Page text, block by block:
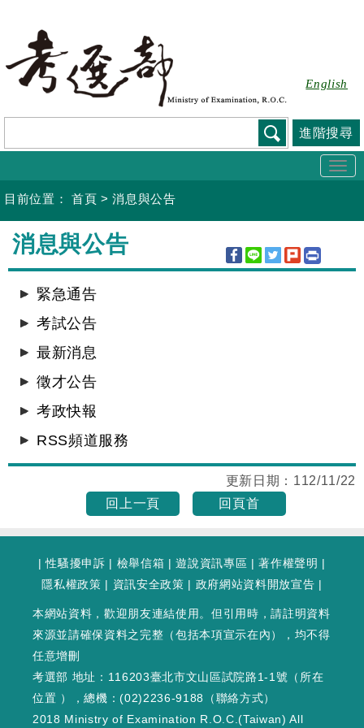
要
容
English
進階搜尋
目前位置： 首頁 >消息與公告
:::
消息與公告
緊急通告
考試公告
最新消息
徵才公告
考政快報
RSS頻道服務
更新日期： 112/11/22
回上一頁
回頁首
|性騷擾申訴 | 檢舉信箱 |遊說資訊專區 |著作權聲明 |
隱私權政策 | 資訊安全政策 | 政府網站資料開放宣告 |
本網站資料，歡迎朋友連結使用。但引用時，請註明資料
來源並請確保資料之完整（包括本項宣示在內），均不得
任意增刪
考選部 地址：116203臺北市文山區試院路1-1號（ 所在
位置 ），總機：(02)2236-9188（聯絡方式）
2018 Ministry of Examination R.O.C.(Taiwan) All